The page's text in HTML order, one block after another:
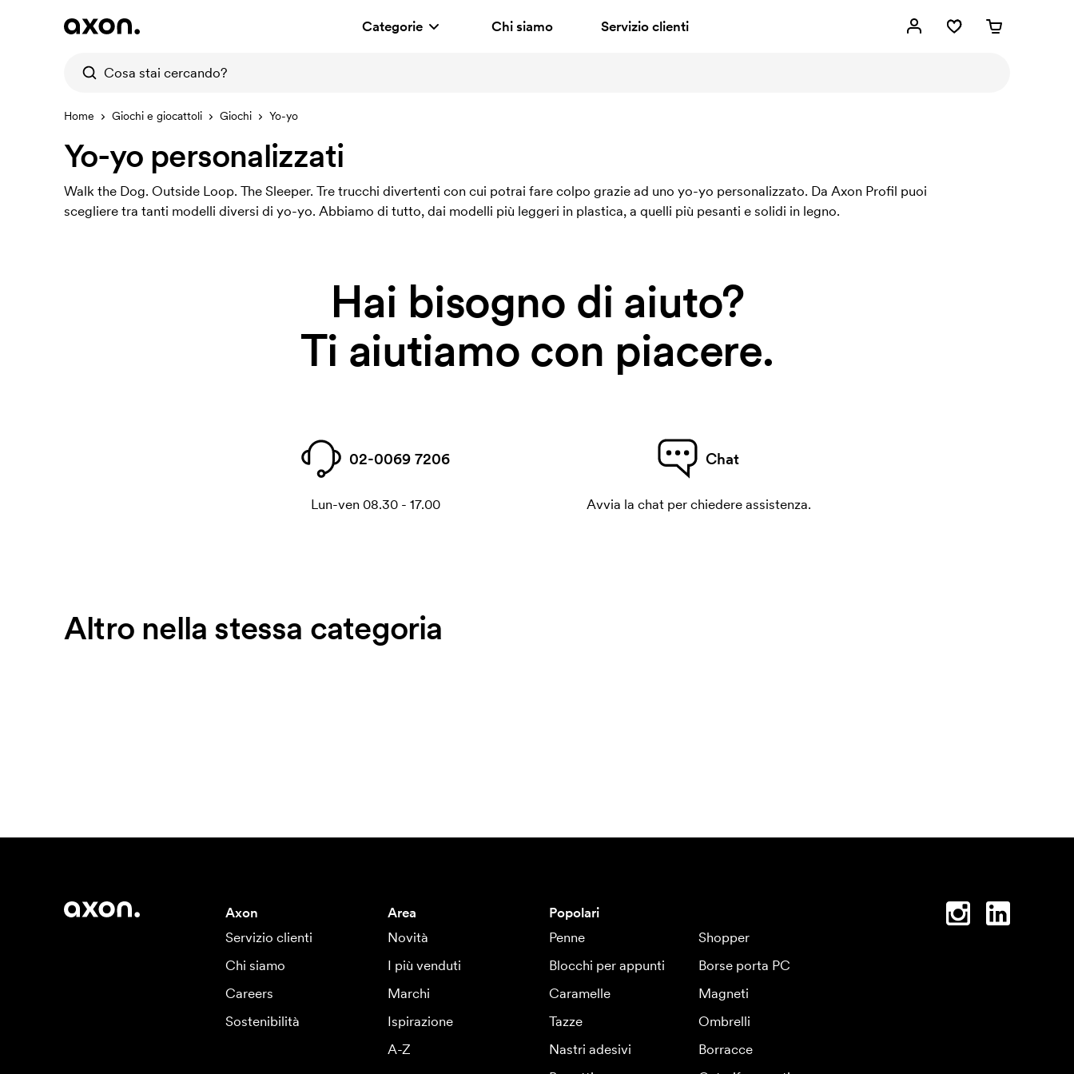
Categorie Chi siamo Servizio clienti
Home Giochi e giocattoli Giochi Yo-yo
Yo-yo personalizzati
Walk the Dog. Outside Loop. The Sleeper. Tre trucchi divertenti con cui potrai fare colpo grazie ad uno yo-yo personalizzato. Da Axon Profil puoi
scegliere tra tanti modelli diversi di yo-yo. Abbiamo di tutto, dai modelli più leggeri in plastica, a quelli più pesanti e solidi in legno.
Hai bisogno di aiuto?
Ti aiutiamo con piacere.
02-0069 7206
Lun-ven 08.30 - 17.00
Chat
Avvia la chat per chiedere assistenza.
Altro nella stessa categoria
Axon
Servizio clienti
Chi siamo
Careers
Sostenibilità
Area
Novità
I più venduti
Marchi
Ispirazione
A-Z
Popolari
Penne
Shopper
Blocchi per appunti
Borse porta PC
Caramelle
Magneti
Tazze
Ombrelli
Nastri adesivi
Borracce